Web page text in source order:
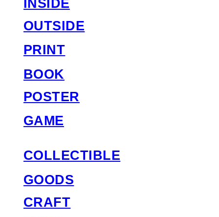
INSIDE
OUTSIDE
PRINT
BOOK
POSTER
GAME
COLLECTIBLE
GOODS
CRAFT